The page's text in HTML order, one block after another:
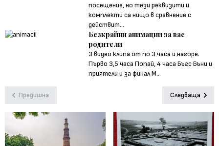
посещение, но тези реквизити и
комплекти са нищо в сравнение с
действит...
Безкрайни анимации за вас
родители
3 видео клипа от по 3 часа и нагоре.
Първо 3,5 часа Попай, 4 часа Бъгс Бъни и
приятели и за финал М...
Предишна Следваща